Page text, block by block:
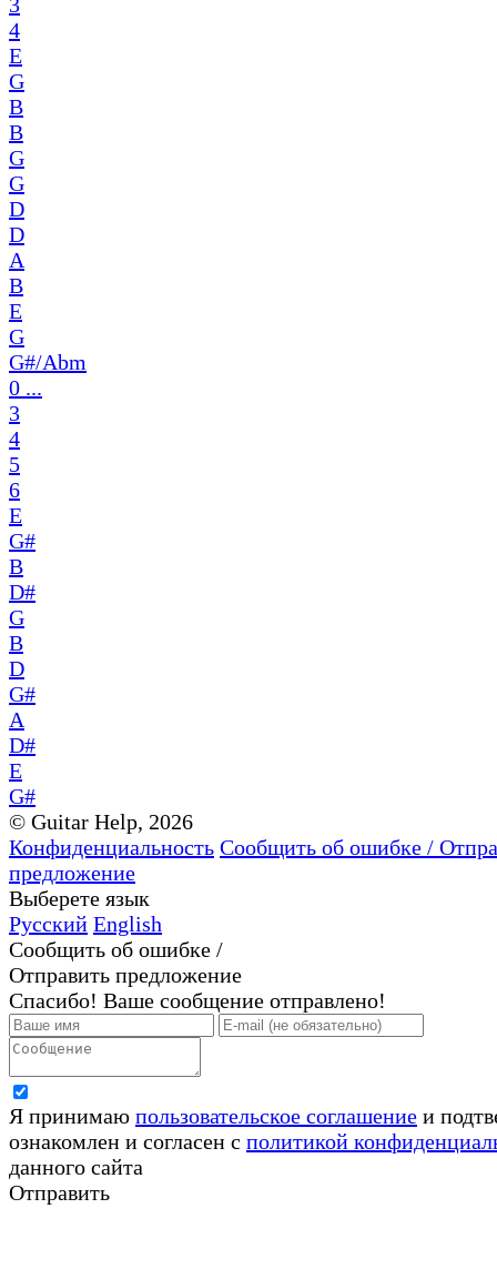
4
E
G
B
B
G
G
D
D
A
B
E
G
G#/Abm
0 ...
3
4
5
6
E
G#
B
D#
G
B
D
G#
A
D#
E
G#
© Guitar Help, 2026
Конфиденциальность Сообщить об ошибке /
предложение
Выберете язык
Русский English
Сообщить об ошибке /
Отправить предложение
Спасибо! Ваше сообщение отправлено!
Я принимаю пользовательское соглашение и
ознакомлен и согласен с политикой
данного сайта
Отправить